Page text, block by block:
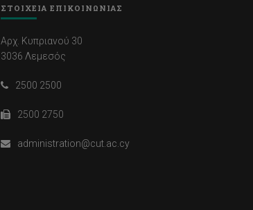
ΣΤΟΙΧΕΙΑ ΕΠΙΚΟΙΝΩΝΙΑΣ
Αρχ. Κυπριανού 30
3036 Λεμεσός
2500 2500
2500 2750
administration@cut.ac.cy